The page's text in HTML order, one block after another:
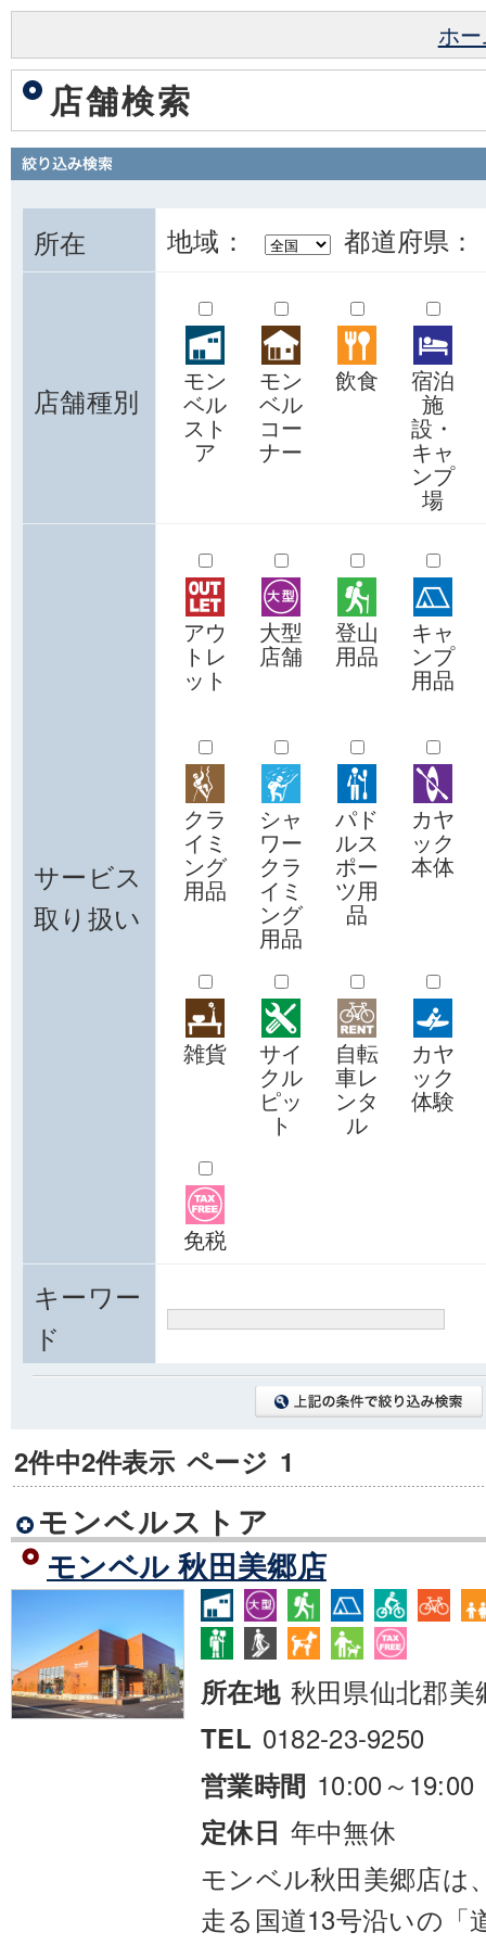
ホ
店舗検索
所在 地域： 都道府県：
店舗種別
モン
ベル
スト
ア
モン
ベル
コー
ナー
飲食 宿泊
施
設・
キャ
ンプ
場
サービス
取り扱い
アウ
トレ
ット
大型
店舗
登山
用品
キャ
ンプ
用品
クラ
イミ
ング
用品
シャ
ワー
クラ
イミ
ング
用品
パド
ルス
ポー
ツ用
品
カヤ
ック
本体
雑貨 サイ
クル
ピッ
ト
自転
車レ
ンタ
ル
カヤ
ック
体験
免税
キーワー
ド
2件中2件表示 ページ 1
モンベルストア
モンベル 秋田美郷店
所在地 秋田県仙北郡美
TEL 0182-23-9250
営業時間 10:00～19:00
定休日 年中無休
モンベル秋田美郷店は
走る国道13号沿いの「